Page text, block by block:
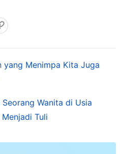
saat itulah, pikiranku
tiba hatiku terasa
takut. Aku telah
seperti Yudas
serta
Tuhan akan segera
yang Menimpa Kita Juga
Seorang Wanita di Usia
Tuli